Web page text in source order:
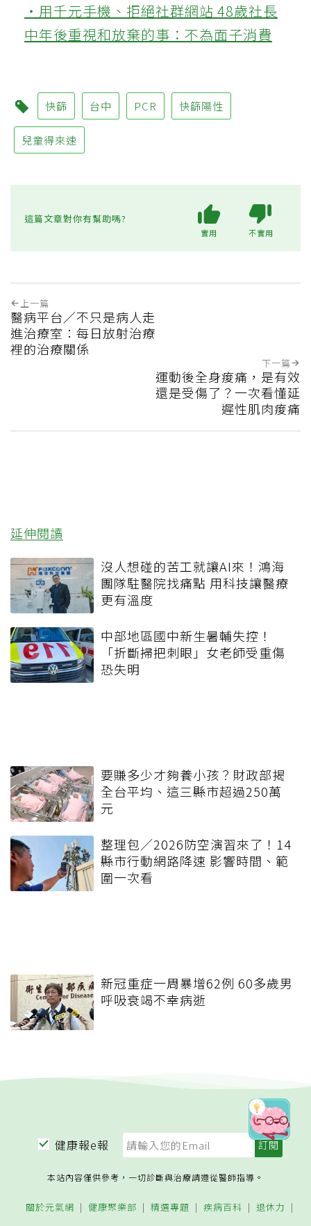
‧用千元手機、拒絕社群網站 48歲社長
中年後重視和放棄的事：不為面子消費
快篩 台中 PCR 快篩陽性
兒童得來速
這篇文章對你有幫助嗎?
實用 不實用
上一篇
醫病平台／不只是病人走
進治療室：每日放射治療
裡的治療關係
下一篇
運動後全身痠痛，是有效
還是受傷了？一次看懂延
遲性肌肉痠痛
延伸閱讀
沒人想碰的苦工就讓AI來！鴻海
團隊駐醫院找痛點 用科技讓醫療
更有溫度
中部地區國中新生暑輔失控！
「折斷掃把刺眼」女老師受重傷
恐失明
要賺多少才夠養小孩？財政部揭
全台平均、這三縣市超過250萬
元
整理包／2026防空演習來了！14
縣市行動網路降速 影響時間、範
圍一次看
新冠重症一周暴增62例 60多歲男
呼吸衰竭不幸病逝
健康報e報
本站內容僅供參考，一切診斷與治療請遵從醫師指導。
關於元氣網 健康聚樂部 精選專題 疾病百科
退休力